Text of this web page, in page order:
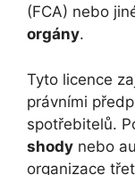
(FCA) nebo
orgány.
Tyto licence
právními
spotřebitelů.
shody nebo
organizace